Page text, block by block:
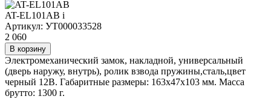
AT-EL101AB i
Артикул: УТ000033528
2 060
В корзину
Электромеханический замок, накладной, универсальный
(дверь наружу, внутрь), ролик взвода пружины,сталь,цвет
черный 12В. Габаритные размеры: 163х47х103 мм. Масса
брутто: 1300 г.